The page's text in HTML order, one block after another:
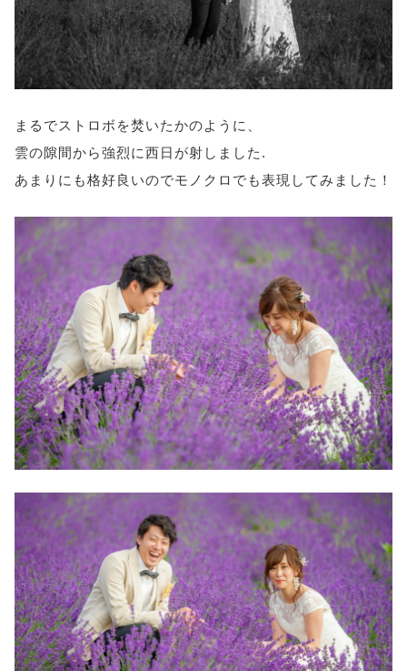
まるでストロボを焚いたかのように、
雲の隙間から強烈に西日が射しました.
あまりにも格好良いのでモノクロでも表現してみました！